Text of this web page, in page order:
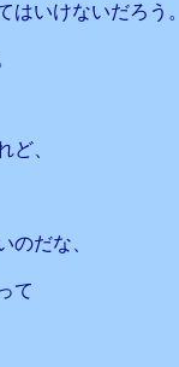
いけないだろう。
ど、
のだな、
て